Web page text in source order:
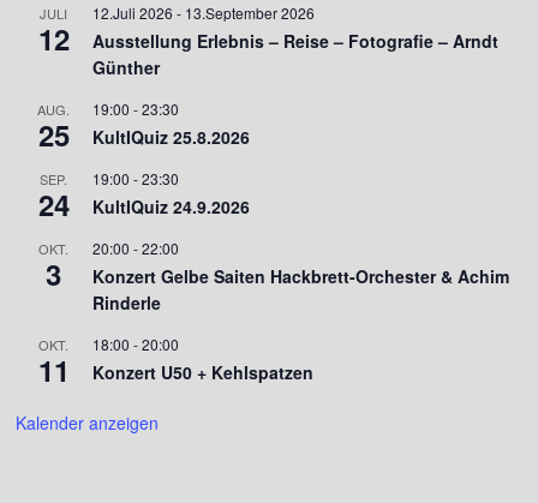
JULI
12
12.Juli 2026 - 13.September 2026
Ausstellung Erlebnis – Reise – Fotografie – Arndt
Günther
AUG.
25
19:00 -23:30
KultIQuiz 25.8.2026
SEP.
24
19:00 -23:30
KultIQuiz 24.9.2026
OKT.
3
20:00 -22:00
Konzert Gelbe Saiten Hackbrett-Orchester & Achim
Rinderle
OKT.
11
18:00 -20:00
Konzert U50 + Kehlspatzen
Kalender anzeigen